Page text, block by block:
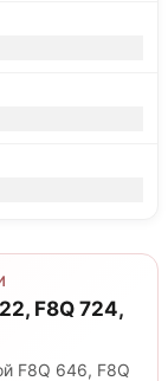
F8Q 724,
F8Q 646, F8Q